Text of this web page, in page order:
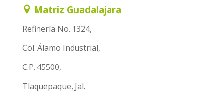
Matriz Guadalajara
Refinería No. 1324,
Col. Álamo Industrial,
C.P. 45500,
Tlaquepaque, Jal.